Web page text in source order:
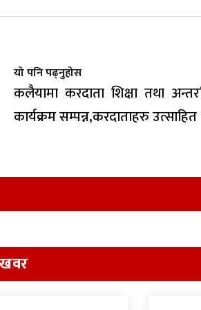
यो पनि पढ्नुहोस
कलैयामा करदाता शिक्षा तथा
कार्यक्रम सम्पन्न,करदाताहरु उत्साहित